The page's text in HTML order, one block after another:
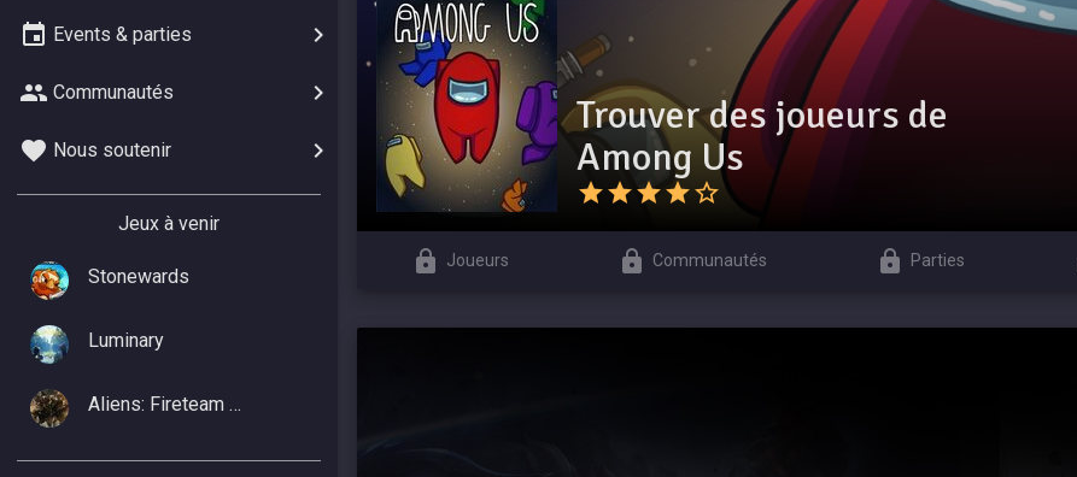
Events & parties
Communautés
Nous soutenir
Jeux à venir
Stonewards
Luminary
Aliens: Fireteam Elite 2
Trouver des joueurs de
Among Us
Joueurs Communautés Parties